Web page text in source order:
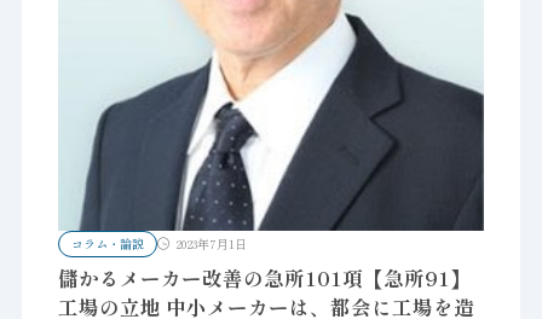
コラム・論説 2023年7月1日
儲かるメーカー改善の急所101項【急所91】
工場の立地 中小メーカーは、都会に工場を造